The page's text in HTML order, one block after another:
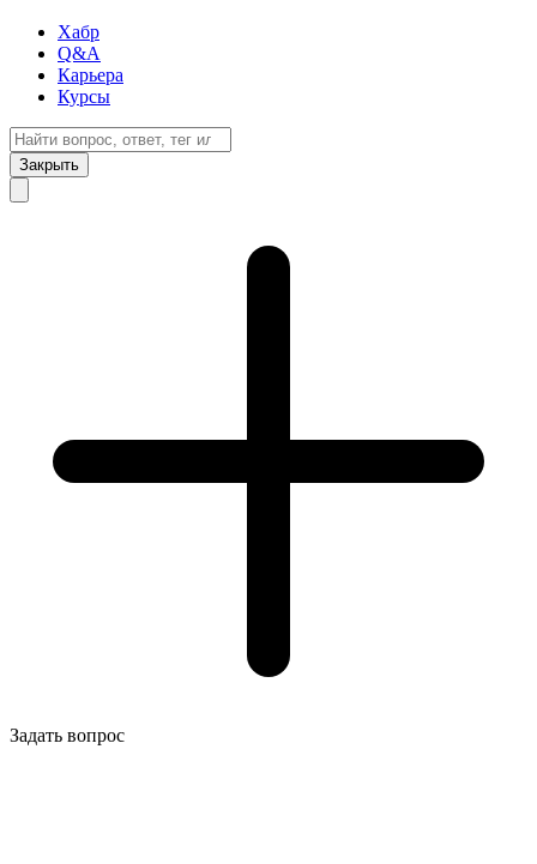
Хабр
Q&A
Карьера
Курсы
Закрыть
Задать вопрос